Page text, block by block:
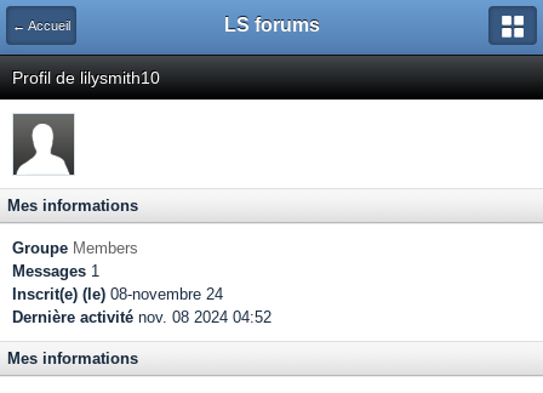
← Accueil LS forums
Profil de lilysmith10
Mes informations
Groupe Members
Messages 1
Inscrit(e) (le) 08-novembre 24
Dernière activité nov. 08 2024 04:52
Mes informations